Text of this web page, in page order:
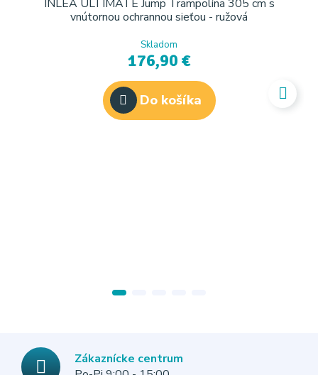
INLEA ULTIMATE Jump Trampolína 305 cm s
vnútornou ochrannou sieťou - ružová
Skladom
176,90 €
Do košíka
Zákaznícke centrum